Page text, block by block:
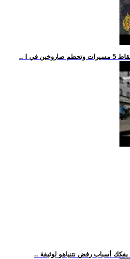
في ا
يفكك أسباب رفض نتنياهو لوثيقة